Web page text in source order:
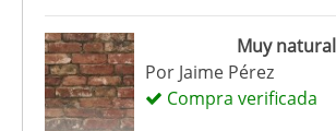
Muy natural
Por Jaime Pérez
Compra verificada